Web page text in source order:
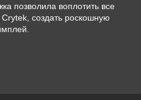
позволила воплотить все
создать роскошную